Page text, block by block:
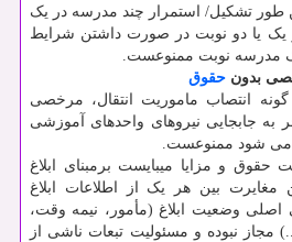
طور تشکیل/ استمرار چند مدرسه در یک
یک یا دو نوبت در صورت داشتن شرایط
مدرسه نوبت ممنوعست.
بدون حقوق
انتصاب ماموریت انتقال، مرخصی
به جابجایی نیروهای واحدهای آموزشی
می شود ممنوعست.
حقوق و مزایا میبایست برمبنای ابلاغ
مغایرت بین هر یک از اطلاعات ابلاغ
وضعیت ابلاغ (مأمور، نیمه وقت،
نبوده و مسئولیت تبعات ناشی از